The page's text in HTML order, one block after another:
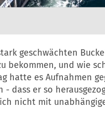
geschwächten
bekommen, und wie
hatte es Aufnahmen
dass er so
nicht mit